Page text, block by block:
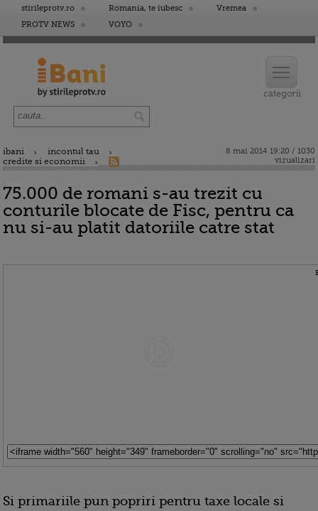
stirileprotv.ro Romania, te iubesc
Vremea
PROTV NEWS
VOYO
ibani
incontul tau
credite si economii
8 mai 2014 19:20 / 1030
vizualizari
75.000 de romani s-au trezit cu
conturile blocate de Fisc, pentru ca
nu si-au platit datoriile catre stat
Si primariile pun popriri pentru taxe locale si